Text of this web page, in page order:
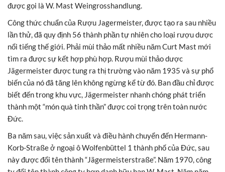
được gọi là W. Mast Weingrosshandlung.
Công thức chuẩn của Rượu Jagermeister, được tạo ra sau nhiều
lần thử, đã quy định 56 thành phần tự nhiên cho loại rượu dược
nổi tiếng thế giới. Phải mùi thảo mất nhiều năm Curt Mast mới
tìm ra được sự kết hợp phù hợp. Rượu mùi thảo dược
Jägermeister được tung ra thị trường vào năm 1935 và sự phổ
biến của nó đã tăng lên không ngừng kể từ đó. Ban đầu chỉ được
biết đến trong khu vực, Jägermeister nhanh chóng phát triển
thành một “món quà tinh thần” được coi trọng trên toàn nước
Đức.
Ba năm sau, việc sản xuất và điều hành chuyển đến Hermann-
Korb-Straße ở ngoại ô Wolfenbüttel 1 thành phố của Đức, sau
này được đổi tên thành “Jägermeisterstraße”. Năm 1970, công